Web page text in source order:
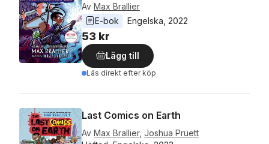
Av Max Brallier
E-bok
Engelska 2022
53 kr
Lägg till
Läs direkt efter köp
Last Comics on Earth
Av Max Brallier, Joshua Pruett